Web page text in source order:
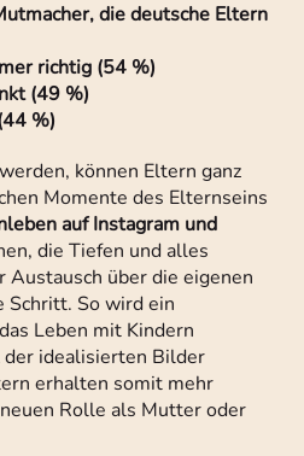
die deutsche Eltern
richtig (54 %)
(49 %)
%)
können Eltern ganz
Momente des Elternseins
auf Instagram und
die Tiefen und alles
Austausch über die eigenen
Schritt. So wird ein
Leben mit Kindern
idealisierten Bilder
erhalten somit mehr
Rolle als Mutter oder